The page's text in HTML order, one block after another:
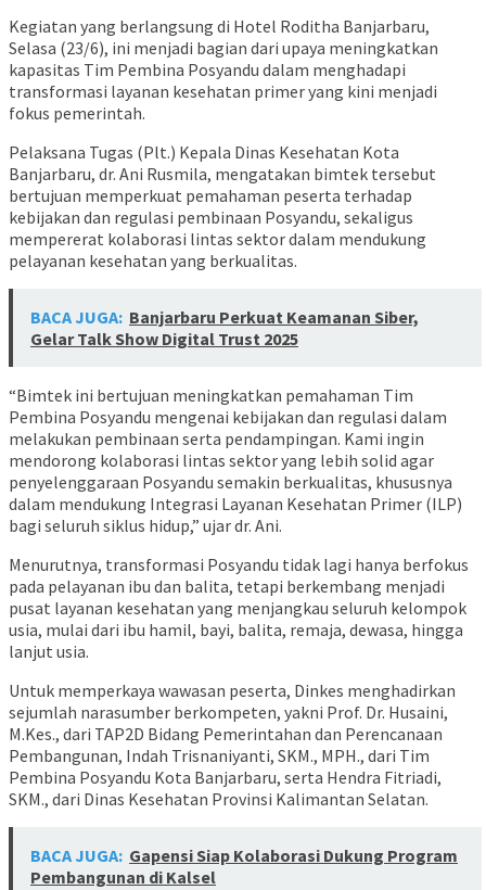
Kegiatan yang berlangsung di Hotel Roditha Banjarbaru,
Selasa (23/6), ini menjadi bagian dari upaya meningkatkan
kapasitas Tim Pembina Posyandu dalam menghadapi
transformasi layanan kesehatan primer yang kini menjadi
fokus pemerintah.
Pelaksana Tugas (Plt.) Kepala Dinas Kesehatan Kota
Banjarbaru, dr. Ani Rusmila, mengatakan bimtek tersebut
bertujuan memperkuat pemahaman peserta terhadap
kebijakan dan regulasi pembinaan Posyandu, sekaligus
mempererat kolaborasi lintas sektor dalam mendukung
pelayanan kesehatan yang berkualitas.
BACA JUGA: Banjarbaru Perkuat Keamanan Siber,
Gelar Talk Show Digital Trust 2025
“Bimtek ini bertujuan meningkatkan pemahaman Tim
Pembina Posyandu mengenai kebijakan dan regulasi dalam
melakukan pembinaan serta pendampingan. Kami ingin
mendorong kolaborasi lintas sektor yang lebih solid agar
penyelenggaraan Posyandu semakin berkualitas, khususnya
dalam mendukung Integrasi Layanan Kesehatan Primer (ILP)
bagi seluruh siklus hidup,” ujar dr. Ani.
Menurutnya, transformasi Posyandu tidak lagi hanya berfokus
pada pelayanan ibu dan balita, tetapi berkembang menjadi
pusat layanan kesehatan yang menjangkau seluruh kelompok
usia, mulai dari ibu hamil, bayi, balita, remaja, dewasa, hingga
lanjut usia.
Untuk memperkaya wawasan peserta, Dinkes menghadirkan
sejumlah narasumber berkompeten, yakni Prof. Dr. Husaini,
M.Kes., dari TAP2D Bidang Pemerintahan dan Perencanaan
Pembangunan, Indah Trisnaniyanti, SKM., MPH., dari Tim
Pembina Posyandu Kota Banjarbaru, serta Hendra Fitriadi,
SKM., dari Dinas Kesehatan Provinsi Kalimantan Selatan.
BACA JUGA: Gapensi Siap Kolaborasi Dukung Program
Pembangunan di Kalsel